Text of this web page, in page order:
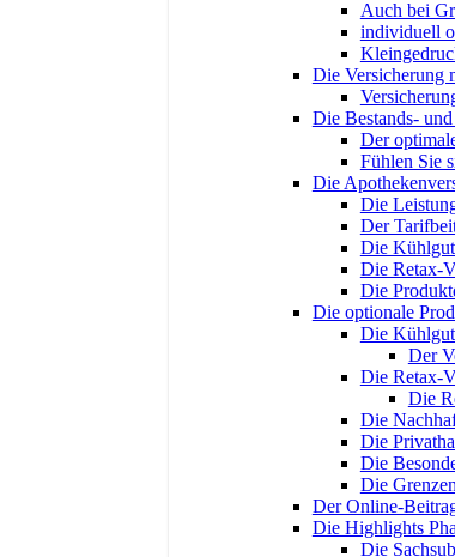
Auch bei
individuell
Die Versicherung
Die Bestands-
Der
Fühlen Sie
Die
Die
Der
Die
Die Retax-
Die
Die optionale
Die
Der
Die Retax-
Die
Die
Die
Die
Die
Der Online-
Die Highlights
Die